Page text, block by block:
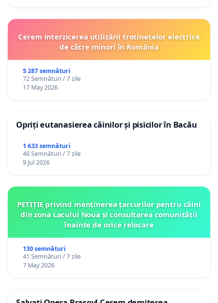
Cerem interzicerea utilizării trotinetelor electrice
de către minori în România
5 287 semnături
72 Semnături / 7 zile
17 May 2026
Opriți eutanasierea câinilor și pisicilor în Bacău
1 633 semnături
46 Semnături / 7 zile
9 Jul 2026
PETIȚIE privind menținerea țarcurilor pentru câini
din zona Lacului Noua și consultarea comunității
înainte de orice relocare
130 semnături
41 Semnături / 7 zile
7 May 2026